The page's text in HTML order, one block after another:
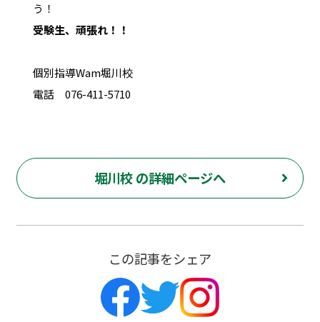
う！
受験生、頑張れ！！
個別指導Wam堀川校
電話 076-411-5710
堀川校 の詳細ページへ
この記事をシェア